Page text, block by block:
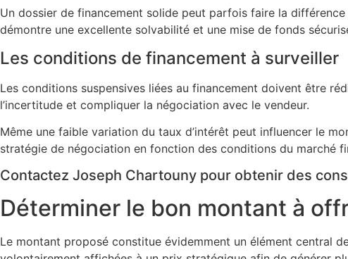
Un dossier de financement solide peut parfois faire la
démontre une excellente solvabilité et une mise de fonds
Les conditions de financement à surveiller
Les conditions suspensives liées au financement doivent être
l’incertitude et compliquer la négociation avec le vendeur.
Même une faible variation du taux d’intérêt peut influencer le
stratégie de négociation en fonction des conditions du marché
Contactez Joseph Chartouny pour obtenir des
Déterminer le bon montant à
Le montant proposé constitue évidemment un élément central